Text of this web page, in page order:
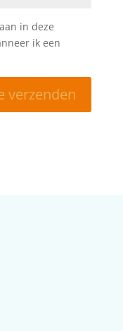
in deze
ik een